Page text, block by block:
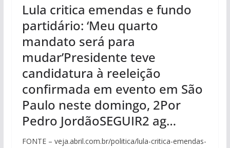
Lula critica emendas e fundo
partidário: ‘Meu quarto
mandato será para
mudar’Presidente teve
candidatura à reeleição
confirmada em evento em São
Paulo neste domingo, 2Por
Pedro JordãoSEGUIR2 ag…
FONTE – veja.abril.com.br/politica/lula-critica-emendas-